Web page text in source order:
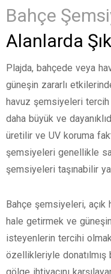
Bahçe
Alanlarda
Plajda, bahçede veya
güneşin zararlı
havuz şemsiyeleri
daha büyük ve
üretilir ve UV koruma
şemsiyeleri genellikle
şemsiyeleri taşınabilir
Bahçe şemsiyeleri, açık
hale getirmek ve güneşin
isteyenlerin tercihi
özellikleriyle